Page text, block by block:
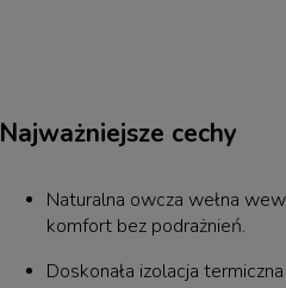
Najważniejsze cechy
Naturalna owcza wełna
komfort bez podrażnień.
Doskonała izolacja